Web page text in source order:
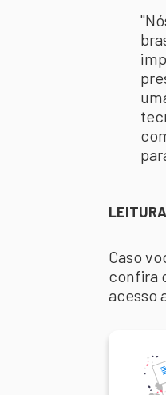
Caso
confira
acesso